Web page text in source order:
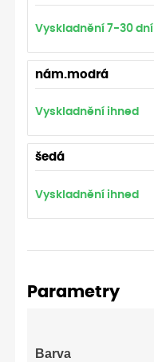
Vyskladnění 7-30 dní
nám.modrá
Vyskladnění ihned
šedá
Vyskladnění ihned
Parametry
Barva